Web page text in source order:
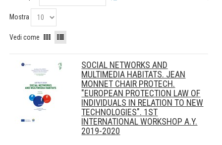
Mostra
Vedi come
SOCIAL NETWORKS AND
MULTIMEDIA HABITATS. JEAN
MONNET CHAIR PROTECH.
"EUROPEAN PROTECTION LAW OF
INDIVIDUALS IN RELATION TO NEW
TECHNOLOGIES". 1ST
INTERNATIONAL WORKSHOP A.Y.
2019-2020